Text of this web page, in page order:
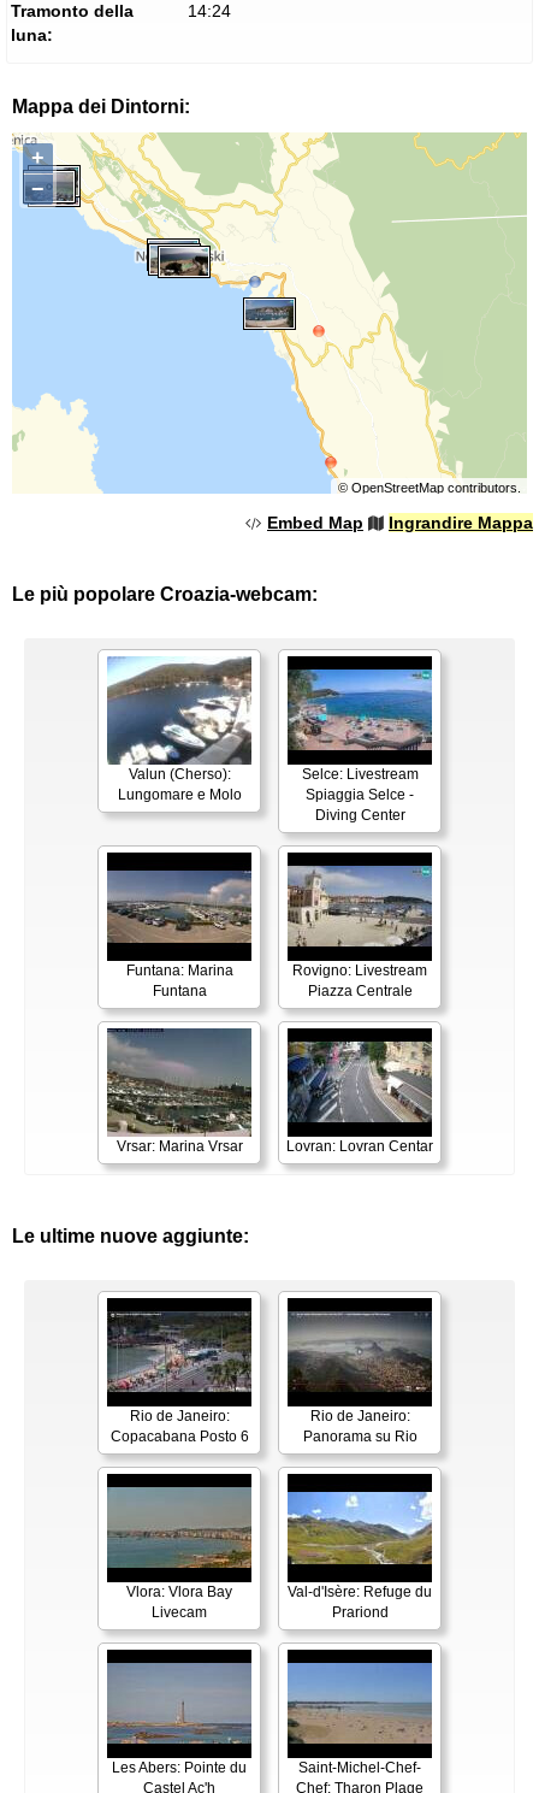
Tramonto della
luna:
14:24
Mappa dei Dintorni:
+
−
© OpenStreetMapcontributors.
Embed Map Ingrandire Mappa
Le più popolare Croazia-webcam:
Valun (Cherso):
Lungomare e Molo
Selce: Livestream
Spiaggia Selce -
Diving Center
Funtana: Marina
Funtana
Rovigno: Livestream
Piazza Centrale
Vrsar: Marina Vrsar Lovran: Lovran Centar
Le ultime nuove aggiunte:
Rio de Janeiro:
Copacabana Posto 6
Rio de Janeiro:
Panorama su Rio
Vlora: Vlora Bay
Livecam
Val-d'Isère: Refuge du
Prariond
Les Abers: Pointe du
Castel Ac'h
Saint-Michel-Chef-
Chef: Tharon Plage